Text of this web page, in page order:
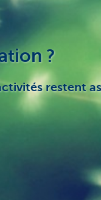
?
restent